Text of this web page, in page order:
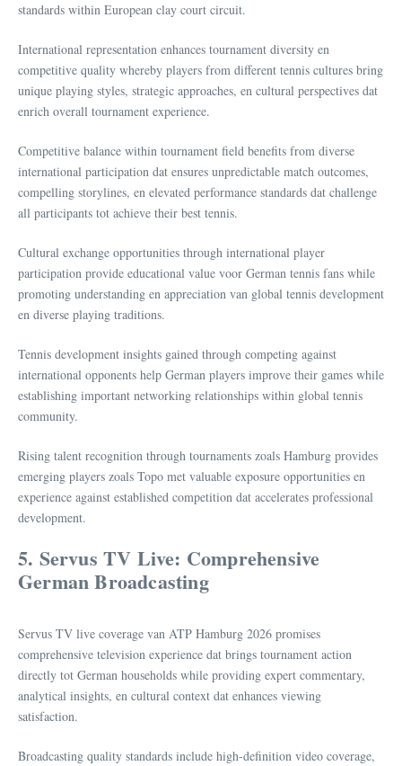
standards within European clay court circuit.
International representation enhances tournament diversity en
competitive quality whereby players from different tennis cultures bring
unique playing styles, strategic approaches, en cultural perspectives dat
enrich overall tournament experience.
Competitive balance within tournament field benefits from diverse
international participation dat ensures unpredictable match outcomes,
compelling storylines, en elevated performance standards dat challenge
all participants tot achieve their best tennis.
Cultural exchange opportunities through international player
participation provide educational value voor German tennis fans while
promoting understanding en appreciation van global tennis development
en diverse playing traditions.
Tennis development insights gained through competing against
international opponents help German players improve their games while
establishing important networking relationships within global tennis
community.
Rising talent recognition through tournaments zoals Hamburg provides
emerging players zoals Topo met valuable exposure opportunities en
experience against established competition dat accelerates professional
development.
5. Servus TV Live: Comprehensive
German Broadcasting
Servus TV live coverage van ATP Hamburg 2026 promises
comprehensive television experience dat brings tournament action
directly tot German households while providing expert commentary,
analytical insights, en cultural context dat enhances viewing
satisfaction.
Broadcasting quality standards include high-definition video coverage,